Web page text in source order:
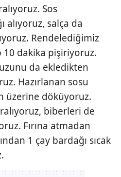
Sos
alıyoruz, salça da
Rendelediğimiz
dakika pişiriyoruz.
da ekledikten
Hazırlanan sosu
üzerine döküyoruz.
biberleri de
Fırına atmadan
1 çay bardağı sıcak